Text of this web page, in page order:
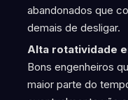
abandonados que
demais de desligar.
Alta rotatividade
Bons engenheiros
maior parte do